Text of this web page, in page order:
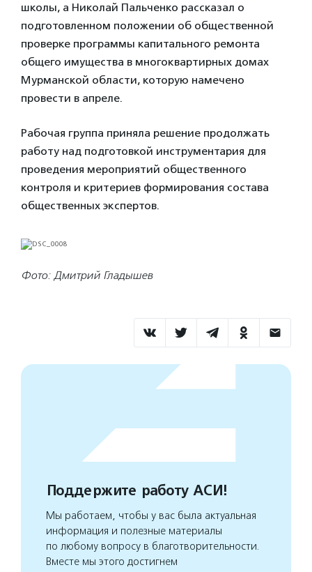
школы, а Николай Пальченко рассказал о
подготовленном положении об общественной
проверке программы капитального ремонта
общего имущества в многоквартирных домах
Мурманской области, которую намечено
провести в апреле.
Рабочая группа приняла решение продолжать
работу над подготовкой инструментария для
проведения мероприятий общественного
контроля и критериев формирования состава
общественных экспертов.
Фото: Дмитрий Гладышев
Поддержите работу АСИ!
Мы работаем, чтобы у вас была актуальная
информация и полезные материалы
по любому вопросу в благотворительности.
Вместе мы этого достигнем